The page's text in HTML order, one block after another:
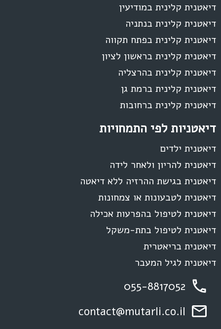
דיאטנית קלינית במודיעין
דיאטנית קלינית בנתניה
דיאטנית קלינית בפתח תקווה
דיאטנית קלינית בראשון לציון
דיאטנית קלינית בהרצליה
דיאטנית קלינית ברמת גן
דיאטנית קלינית ברחובות
דיאטניות לפי התמחויות
דיאטנית ילדים
דיאטנית להריון ולאחר לידה
דיאטנית בגישת ההרזיה ללא דיאטה
דיאטנית לטבעונות או צמחונות
דיאטנית לטיפול בהפרעות אכילה
דיאטנית לטיפול בתת-משקל
דיאטנית בריאטרית
דיאטנית לגיל המעבר
055-8817052
contact@mutarli.co.il